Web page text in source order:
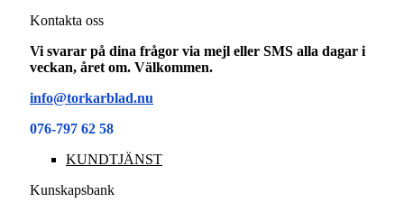
Kontakta oss
Vi svarar på dina frågor via mejl eller SMS alla dagar i
veckan, året om. Välkommen.
info@torkarblad.nu
076-797 62 58
KUNDTJÄNST
Kunskapsbank